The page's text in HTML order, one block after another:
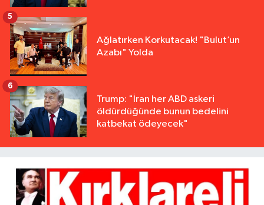
Ağlatırken Korkutacak! "Bulut’un
Azabı" Yolda
5
Trump: "İran her ABD askeri
öldürdüğünde bunun bedelini
katbekat ödeyecek"
6